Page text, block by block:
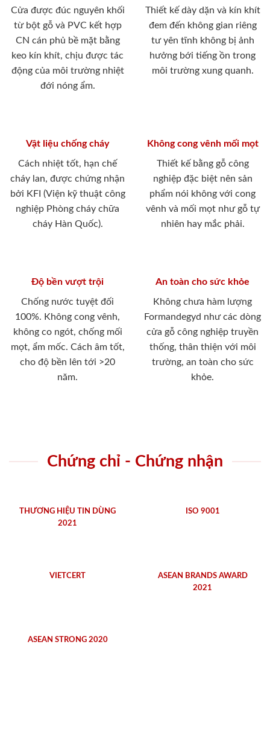
Cửa được đúc nguyên khối
từ bột gỗ và PVC kết hợp
CN cán phủ bề mặt bằng
keo kín khít, chịu được tác
động của môi trường nhiệt
đới nóng ẩm.
Thiết kế dày dặn và kín khít
đem đến không gian riêng
tư yên tĩnh không bị ảnh
hưởng bới tiếng ồn trong
môi trường xung quanh.
Vật liệu chống cháy
Cách nhiệt tốt, hạn chế
cháy lan, được chứng nhận
bởi KFI (Viện kỹ thuật công
nghiệp Phòng cháy chữa
cháy Hàn Quốc).
Không cong vênh mối mọt
Thiết kế bằng gỗ công
nghiệp đặc biệt nên sản
phẩm nói không với cong
vênh và mối mọt như gỗ tự
nhiên hay mắc phải.
Độ bền vượt trội
Chống nước tuyệt đối
100%. Không cong vênh,
không co ngót, chống mối
mọt, ẩm mốc. Cách âm tốt,
cho độ bền lên tới >20
năm.
An toàn cho sức khỏe
Không chưa hàm lượng
Formandegyd như các dòng
cửa gỗ công nghiệp truyền
thống, thân thiện với môi
trường, an toàn cho sức
khỏe.
Chứng chỉ - Chứng nhận
THƯƠNG HIỆU TIN DÙNG
2021
ISO 9001
VIETCERT
ASEAN BRANDS AWARD
2021
ASEAN STRONG 2020